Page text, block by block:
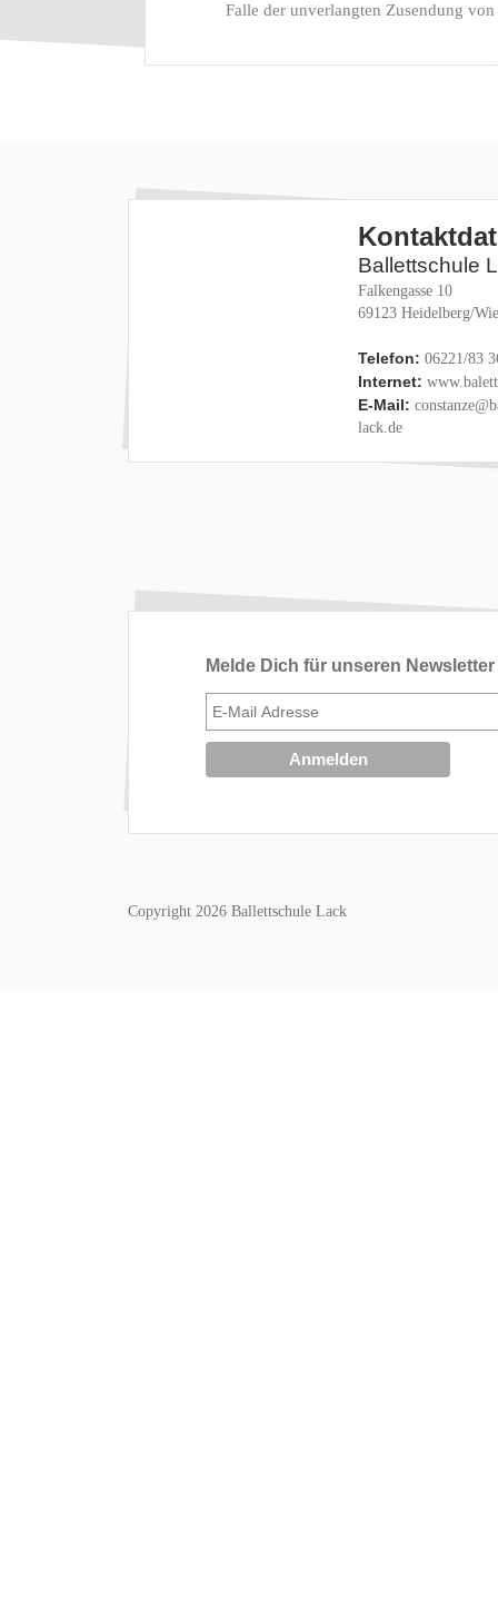
Falle der unverlangten Zusendung
Ballettschule
Falkengasse 10
69123 Heidelberg/
Telefon: 06221/83
Internet:
E-Mail:
lack.de
Melde Dich für unseren
Copyright 2026 Ballettschule Lack